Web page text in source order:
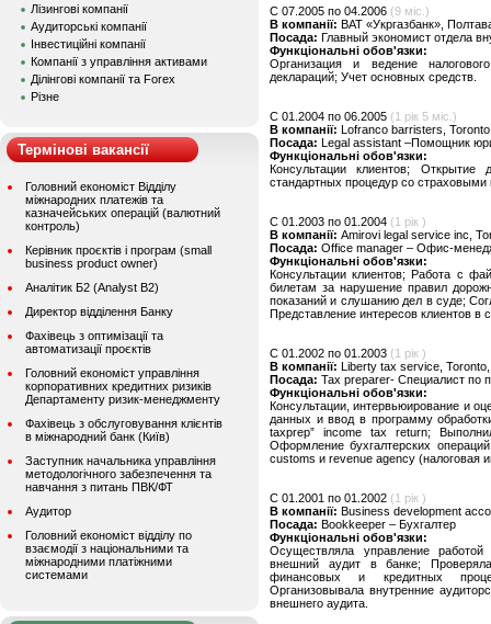
Лізингові компанії
Аудиторські компанії
Інвестиційні компанії
Компанії з управління активами
Ділінгові компанії та Forex
Різне
Термінові вакансії
Головний економіст Відділу
міжнародних платежів та
казначейських операцій (валютний
контроль)
Керівник проєктів і програм (small
business product owner)
Аналітик Б2 (Analyst B2)
Директор відділення Банку
Фахівець з оптимізації та
автоматизації проєктів
Головний економіст управління
корпоративних кредитних ризиків
Департаменту ризик-менеджменту
Фахівець з обслуговування клієнтів
в міжнародний банк (Київ)
Заступник начальника управління
методологічного забезпечення та
навчання з питань ПВК/ФТ
Аудитор
Головний економіст відділу по
взаємодії з національними та
міжнародними платіжними
системами
C 07.2005 по 04.2006 (9 міс.)
В компанії: ВАТ «Укргазбанк»,
Посада: Главный экономист отдела
Функціональні обов'язки:
Организация и ведение
деклараций; Учет основных средств.
C 01.2004 по 06.2005 (1 рік 5 міс.)
В компанії: Lofranco barristers,
Посада: Legal assistant –Помощник
Функціональні обов'язки:
Консультации клиентов;
стандартных процедур со
C 01.2003 по 01.2004 (1 рік )
В компанії: Amirovi legal service inc,
Посада: Office manager – Офис-
Функціональні обов'язки:
Консультации клиентов; Работа с
билетам за нарушение правил
показаний и слушанию дел в суде;
Представление интересов клиентов
C 01.2002 по 01.2003 (1 рік )
В компанії: Liberty tax service,
Посада: Tax preparer- Специалист по
Функціональні обов'язки:
Консультации, интервьюирование и
данных и ввод в программу
taxprep” income tax return;
Оформление бухгалтерских
customs и revenue agency (налоговая
C 01.2001 по 01.2002 (1 рік )
В компанії: Business development
Посада: Bookkeeper – Бухгалтер
Функціональні обов'язки:
Осуществляла управление
внешний аудит в банке;
финансовых и кредитных
Организовывала внутренние
внешнего аудита.